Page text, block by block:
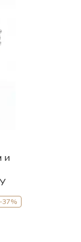
и
-37%